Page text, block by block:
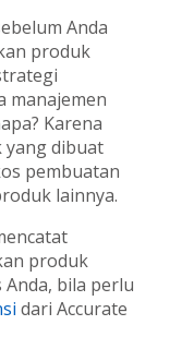
Anda
produk
manajemen
Karena
dibuat
pembuatan
lainnya.
produk
bila perlu
dari Accurate